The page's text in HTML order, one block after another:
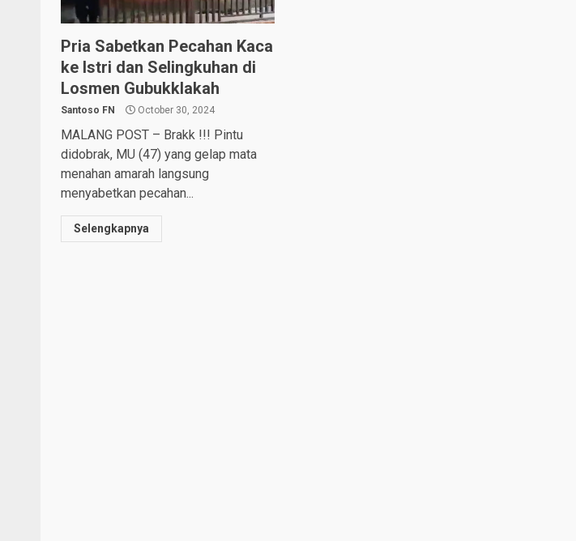
Pria Sabetkan Pecahan Kaca
ke Istri dan Selingkuhan di
Losmen Gubukklakah
Santoso FN October 30, 2024
MALANG POST – Brakk !!! Pintu
didobrak, MU (47) yang gelap mata
menahan amarah langsung
menyabetkan pecahan...
Selengkapnya